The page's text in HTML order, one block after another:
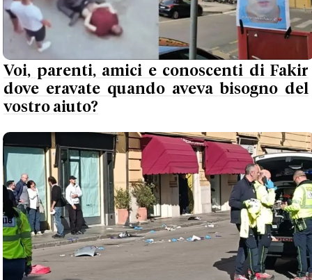
Voi, parenti, amici e conoscenti di Fakir
dove eravate quando aveva bisogno del
vostro aiuto?